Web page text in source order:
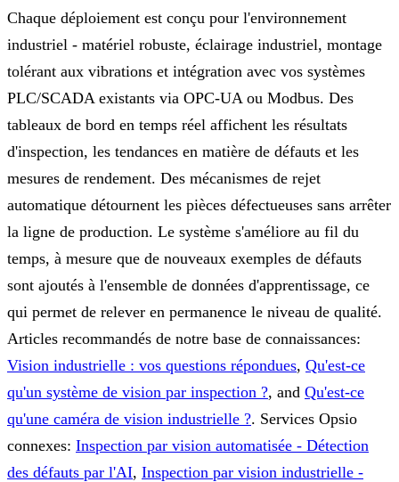
Chaque déploiement est conçu pour l'environnement
industriel - matériel robuste, éclairage industriel, montage
tolérant aux vibrations et intégration avec vos systèmes
PLC/SCADA existants via OPC-UA ou Modbus. Des
tableaux de bord en temps réel affichent les résultats
d'inspection, les tendances en matière de défauts et les
mesures de rendement. Des mécanismes de rejet
automatique détournent les pièces défectueuses sans arrêter
la ligne de production. Le système s'améliore au fil du
temps, à mesure que de nouveaux exemples de défauts
sont ajoutés à l'ensemble de données d'apprentissage, ce
qui permet de relever en permanence le niveau de qualité.
Articles recommandés de notre base de connaissances:
Vision industrielle : vos questions répondues, Qu'est-ce
qu'un système de vision par inspection ?, and Qu'est-ce
qu'une caméra de vision industrielle ?. Services Opsio
connexes: Inspection par vision automatisée - Détection
des défauts par l'AI, Inspection par vision industrielle -